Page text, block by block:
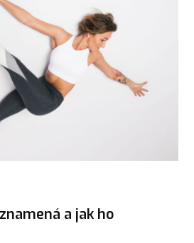
a jak ho